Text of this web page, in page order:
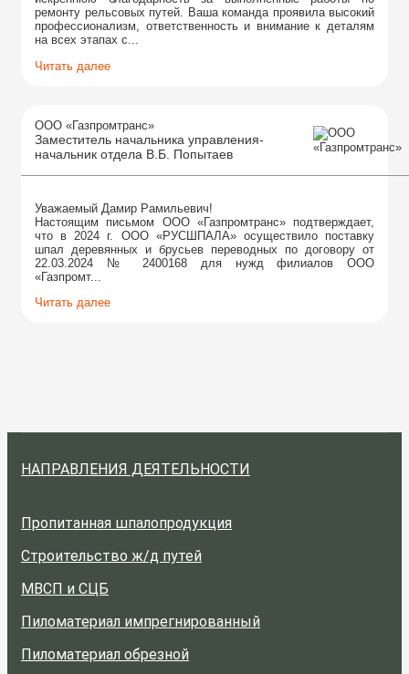
ремонту рельсовых путей. Ваша команда проявила высокий
профессионализм, ответственность и внимание к деталям
на всех этапах с...
Читать далее
ООО «Газпромтранс»
Заместитель начальника управления-
начальник отдела В.Б. Попытаев
Уважаемый Дамир Рамильевич!
Настоящим письмом ООО «Газпромтранс» подтверждает,
что в 2024 г. ООО «РУСШПАЛА» осуществило поставку
шпал деревянных и брусьев переводных по договору от
22.03.2024 № 2400168 для нужд филиалов ООО
«Газпромт...
Читать далее
НАПРАВЛЕНИЯ ДЕЯТЕЛЬНОСТИ
Пропитанная шпалопродукция
Строительство ж/д путей
МВСП и СЦБ
Пиломатериал импрегнированный
Пиломатериал обрезной